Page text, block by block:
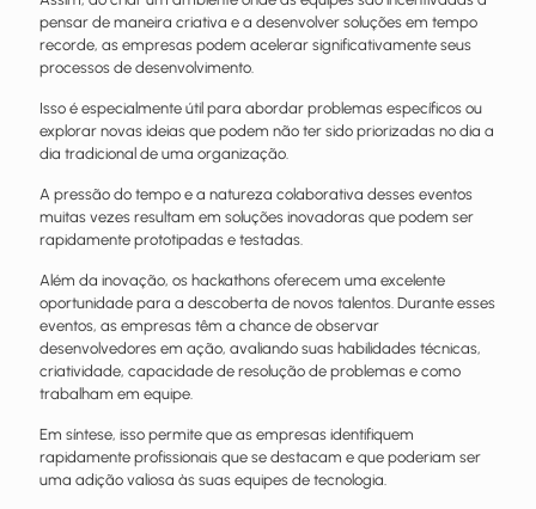
pensar de maneira criativa e a desenvolver soluções em tempo
recorde, as empresas podem acelerar significativamente seus
processos de desenvolvimento.
Isso é especialmente útil para abordar problemas específicos ou
explorar novas ideias que podem não ter sido priorizadas no dia a
dia tradicional de uma organização.
A pressão do tempo e a natureza colaborativa desses eventos
muitas vezes resultam em soluções inovadoras que podem ser
rapidamente prototipadas e testadas.
Além da inovação, os hackathons oferecem uma excelente
oportunidade para a descoberta de novos talentos. Durante esses
eventos, as empresas têm a chance de observar
desenvolvedores em ação, avaliando suas habilidades técnicas,
criatividade, capacidade de resolução de problemas e como
trabalham em equipe.
Em síntese, isso permite que as empresas identifiquem
rapidamente profissionais que se destacam e que poderiam ser
uma adição valiosa às suas equipes de tecnologia.